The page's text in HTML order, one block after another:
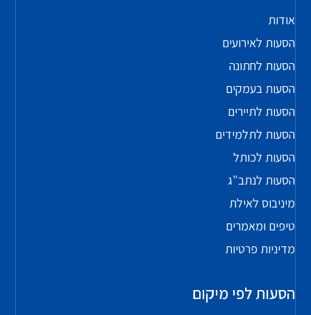
אודות
הסעות לאירועים
הסעות לחתונה
הסעות בעמקים
הסעות לתיירים
הסעות לתלמידים
הסעות לכותל
הסעות לנתב"ג
מיניבוס לאילת
טיפים ומאמרים
מדיניות פרטיות
הסעות לפי מיקום